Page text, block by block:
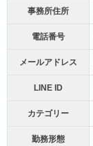
事務所住所
電話番号
メールアドレス
LINE ID
カテゴリー
勤務形態